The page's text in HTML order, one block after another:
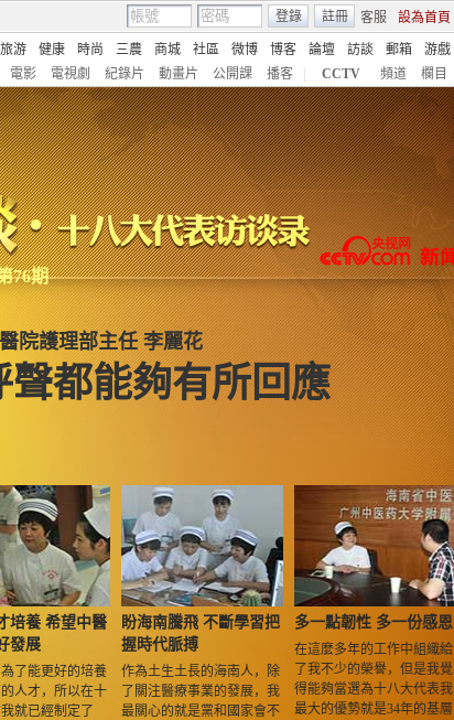
客服 設為首頁
登錄 註冊
旅游 健康 時尚 三農 商城 社區 微博 博客 論壇 訪談 郵箱
游戲
電影 電視劇 紀錄片 動畫片 公開課 播客 CCTV 頻道 欄目
76期
院護理部主任 李麗花
聲都能夠有所回應
培養 希望中醫
發展
了能更好的培養
人才，所以在十
就已經制定了
盼海南騰飛 不斷學習把
握時代脈搏
作為土生土長的海南人，除
了關注醫療事業的發展，我
最關心的就是黨和國家會不
多一點韌性 多一份感恩
在這麼多年的工作中組織給
了我不少的榮譽，但是我覺
得能夠當選為十八大代表我
最大的優勢就是34年的基層